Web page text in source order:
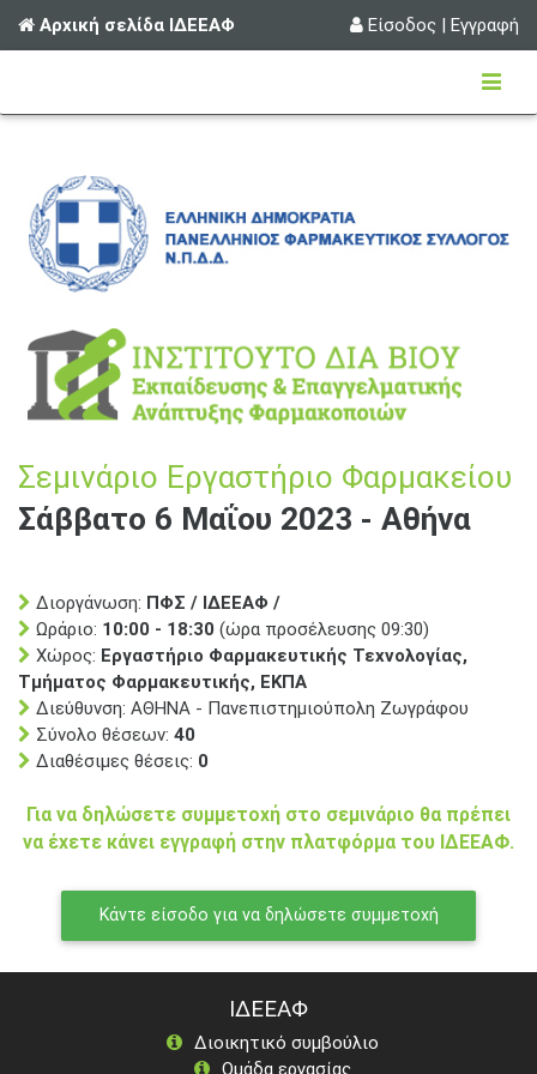
Αρχική σελίδα ΙΔΕΕΑΦ Είσοδος | Εγγραφή
Σεμινάριο Εργαστήριο Φαρμακείου
Σάββατο 6 Μαΐου 2023 - Αθήνα
Διοργάνωση: ΠΦΣ / ΙΔΕΕΑΦ /
Ωράριο: 10:00 - 18:30 (ώρα προσέλευσης 09:30)
Χώρος: Εργαστήριο Φαρμακευτικής Τεχνολογίας,
Τμήματος Φαρμακευτικής, ΕΚΠΑ
Διεύθυνση: ΑΘΗΝΑ - Πανεπιστημιούπολη Ζωγράφου
Σύνολο θέσεων: 40
Διαθέσιμες θέσεις: 0
Για να δηλώσετε συμμετοχή στο σεμινάριο θα πρέπει
να έχετε κάνει εγγραφή στην πλατφόρμα του ΙΔΕΕΑΦ.
Κάντε είσοδο για να δηλώσετε συμμετοχή
ΙΔΕΕΑΦ
Διοικητικό συμβούλιο
Ομάδα εργασίας